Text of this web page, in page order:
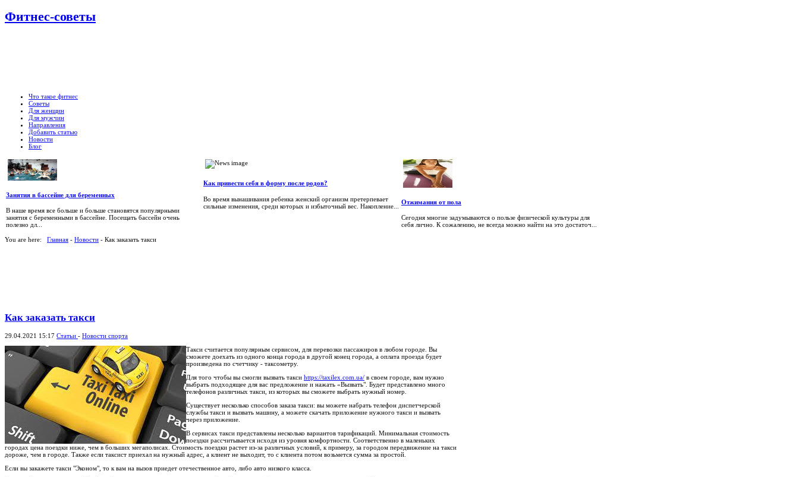
Фитнес-советы
Что такое фитнес
Советы
Для женщин
Для мужчин
Направления
Добавить статью
Новости
Блог
Занятия в бассейне для беременных
В наше время все больше и больше становятся популярными
занятия с беременными в бассейне. Посещать бассейн очень
полезно дл...
Как привести себя в форму после родов?
Во время вынашивания ребенка женский организм претерпевает
сильные изменения, среди которых и избыточный вес. Накопление...
Отжимания от пола
Сегодня многие задумываются о пользе физической культуры для
себя лично. К сожалению, не всегда можно найти на это достаточ...
You are here: Главная - Новости - Как заказать такси
Как заказать такси
29.04.2021 15:17 Статьи - Новости спорта
Такси считается популярным сервисом, для перевозки пассажиров в любом городе. Вы
сможете доехать из одного конца города в другой конец города, а оплата проезда будет
произведена по счетчику - таксометру.
Для того чтобы вы смогли вызвать такси https://taxilex.com.ua/ в своем городе, вам нужно
выбрать подходящее для вас предложение и нажать «Вызвать". Будет представлено много
телефонов различных такси, из которых вы сможете выбрать нужный номер.
Существует несколько способов заказа такси: вы можете набрать телефон диспетчерской
службы такси и вызвать машину, а можете скачать приложение нужного такси и вызвать
через приложение.
В сервисах такси представлены несколько вариантов тарификаций. Минимальная стоимость
поездки рассчитывается исходя из уровня комфортности. Соответственно в маленьких
городах цена поездки ниже, чем в больших мегаполисах. Стоимость поездки растет из-за различных условий, к примеру, за городом передвижение на такси
дороже, чем в городе. Также если таксист приехал на нужный адрес, а клиент не выходит, то с клиента потом возьмется сумма за простой.
Если вы закажете такси "Эконом", то к вам на вызов приедет отечественное авто, либо авто низкого класса.